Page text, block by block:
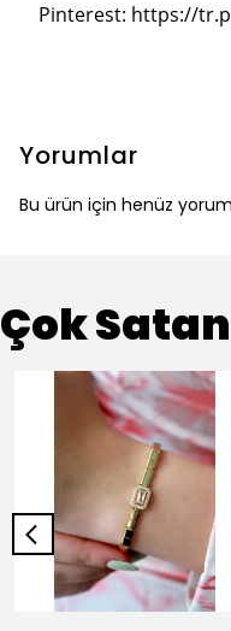
Pinterest: https://
Yorumlar
Bu ürün için henüz
Çok